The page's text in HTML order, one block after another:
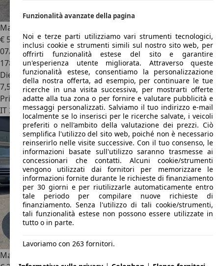
Mazda CX-7
€ 5.500
07/2010
178.000 km
Diesel
7,5 l/100 km (comb.)
Privato
IT 23844Sirone
Mazda CX-7
Funzionalità avanzate della pagina
Noi e terze parti utilizziamo vari strumenti tecnologici,
inclusi cookie e strumenti simili sul nostro sito web, per
offrirti funzionalità estese del sito e garantire
un'esperienza utente migliorata. Attraverso queste
funzionalità estese, consentiamo la personalizzazione
della nostra offerta, ad esempio, per continuare le tue
ricerche in una visita successiva, per mostrarti offerte
adatte alla tua zona o per fornire e valutare pubblicità e
messaggi personalizzati. Salviamo il tuo indirizzo e-mail
localmente se lo inserisci per le ricerche salvate, i veicoli
preferiti o nell'ambito della valutazione dei prezzi. Ciò
semplifica l'utilizzo del sito web, poiché non è necessario
reinserirlo nelle visite successive. Con il tuo consenso, le
informazioni basate sull'utilizzo saranno trasmesse ai
concessionari che contatti. Alcuni cookie/strumenti
vengono utilizzati dai fornitori per memorizzare le
informazioni fornite durante le richieste di finanziamento
per 30 giorni e per riutilizzarle automaticamente entro
tale periodo per compilare nuove richieste di
finanziamento. Senza l'utilizzo di tali cookie/strumenti,
tali funzionalità estese non possono essere utilizzate in
tutto o in parte.
Lavoriamo con 263 fornitori.